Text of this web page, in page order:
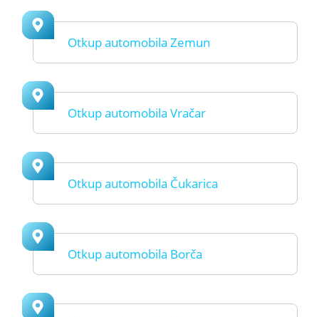
Otkup automobila Zemun
Otkup automobila Vračar
Otkup automobila Čukarica
Otkup automobila Borča